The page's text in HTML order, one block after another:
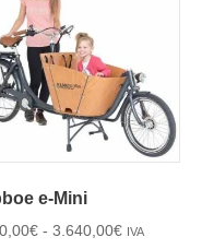
e-Mini
€ - 3.640,00€ IVA